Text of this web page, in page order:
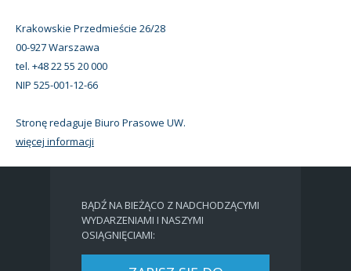
Krakowskie Przedmieście 26/28
00-927 Warszawa
tel. +48 22 55 20 000
NIP 525-001-12-66
Stronę redaguje Biuro Prasowe UW.
więcej informacji
BĄDŹ NA BIEŻĄCO Z NADCHODZĄCYMI
WYDARZENIAMI I NASZYMI
OSIĄGNIĘCIAMI: